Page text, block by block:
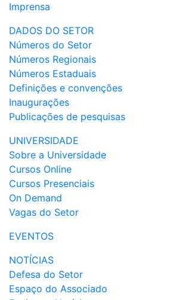
Imprensa
DADOS DO SETOR
Números do Setor
Números Regionais
Números Estaduais
Definições e convenções
Inaugurações
Publicações de pesquisas
UNIVERSIDADE
Sobre a Universidade
Cursos Online
Cursos Presenciais
On Demand
Vagas do Setor
EVENTOS
NOTÍCIAS
Defesa do Setor
Espaço do Associado